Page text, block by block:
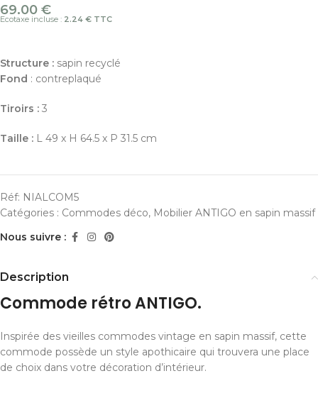
69.00 €
Ecotaxe incluse : 2.24 € TTC
Structure : sapin recyclé
Fond : contreplaqué
Tiroirs : 3
Taille : L 49 x H 64.5 x P 31.5 cm
Réf: NIALCOM5
Catégories : Commodes déco, Mobilier ANTIGO en sapin massif
Nous suivre :
Description
Commode rétro ANTIGO.
Inspirée des vieilles commodes vintage en sapin massif, cette
commode possède un style apothicaire qui trouvera une place
de choix dans votre décoration d’intérieur.